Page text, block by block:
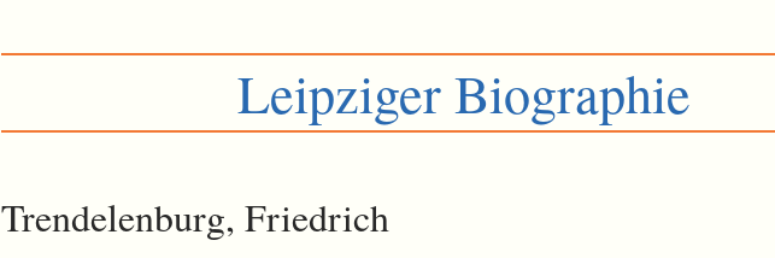
Leipziger Biographie
Trendelenburg, Friedrich